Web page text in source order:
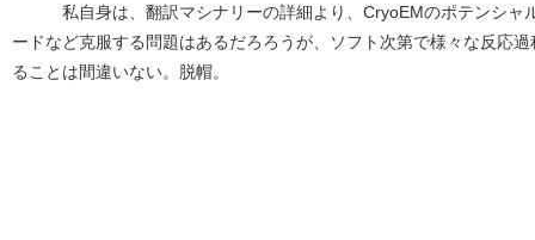
私自身は、翻訳マシナリーの詳細より、CryoEMのポテンシャ
ードなど克服する問題はあるだろろうが、ソフト次第で様々な反応
ることは間違いない。脱帽。